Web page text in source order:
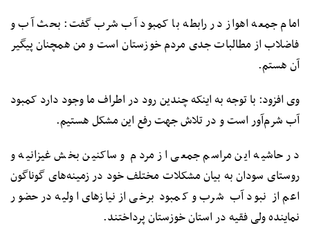
امام جمعه اهواز در رابطه با کمبود آب شرب گفت: بحث آب و
فاضلاب از مطالبات جدی مردم خوزستان است و من همچنان پیگیر
آن هستم.
وی افزود: با توجه به اینکه چندین رود در اطراف ما وجود دارد کمبود
آب شرم‌آور است و در تلاش جهت رفع این مشکل هستیم.
در حاشیه این مراسم جمعی از مردم و ساکنین بخش غیزانیه و
روستای سودان به بیان مشکلات مختلف خود در زمینه‌های گوناگون
اعم از نبود آب شرب و کمبود برخی از نیازهای اولیه در حضور
نماینده ولی فقیه در استان خوزستان پرداختند.